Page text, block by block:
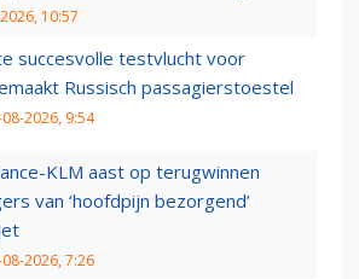
10:57
succesvolle testvlucht voor
Russisch passagierstoestel
2026, 9:54
KLM aast op terugwinnen
van ‘hoofdpijn bezorgend’
2026, 7:26